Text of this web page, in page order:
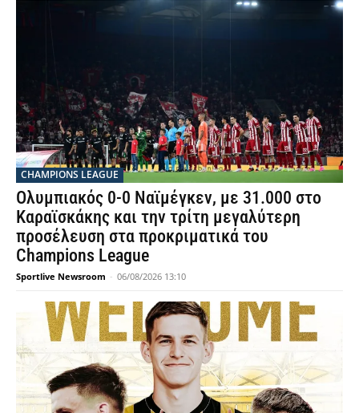
CHAMPIONS LEAGUE
Ολυμπιακός 0-0 Ναϊμέγκεν, με 31.000 στο
Καραϊσκάκης και την τρίτη μεγαλύτερη
προσέλευση στα προκριματικά του
Champions League
Sportlive Newsroom - 06/08/2026 13:10